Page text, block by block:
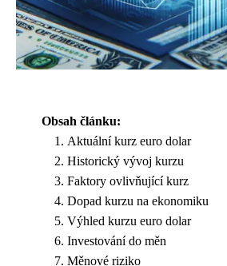
Obsah článku:
Aktuální kurz euro dolar
Historický vývoj kurzu
Faktory ovlivňující kurz
Dopad kurzu na ekonomiku
Výhled kurzu euro dolar
Investování do měn
Měnové riziko